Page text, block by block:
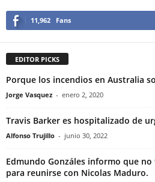
11,962 Fans
EDITOR PICKS
Porque los incendios en Australia
Jorge Vasquez - enero 2, 2020
Travis Barker es hospitalizado de
Alfonso Trujillo - junio 30, 2022
Edmundo Gonzáles informo que
para reunirse con Nicolas Maduro.